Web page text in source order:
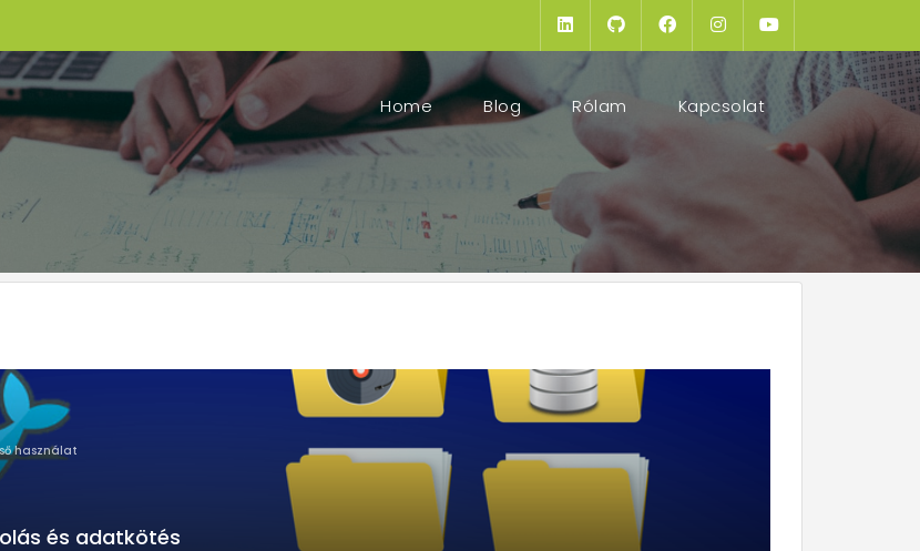
Home(current)
Blog Rólam Kapcsolat
használat